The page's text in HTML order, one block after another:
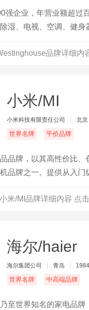
强企业，年营业额超
湿、电视、空调、健身
品牌详细内
小米/MI
小米科技有限责任公司 北京
世界名牌 平价品牌
品牌，以其高性价比
品牌之一。提供从入
小米/MI品牌详细内容 点
海尔/haier
海尔集团公司 青岛
世界名牌 中高端品牌
至世界知名的家电品